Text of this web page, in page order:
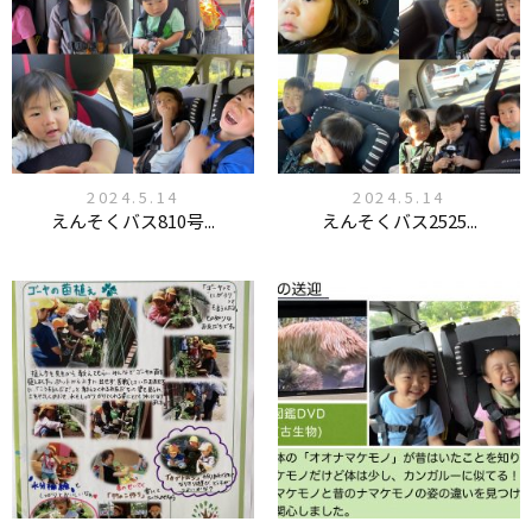
2024.5.14
えんそくバス810号...
2024.5.14
えんそくバス2525...